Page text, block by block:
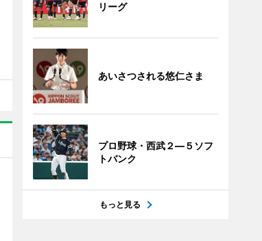
リーグ
あいさつされる悠仁さま
プロ野球・西武２―５ソフ
トバンク
もっと見る